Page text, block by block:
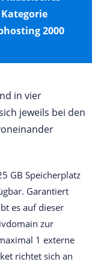
2000
in vier
jeweils bei den
GB Speicherplatz
Garantiert
es auf dieser
zur
1 externe
richtet sich an